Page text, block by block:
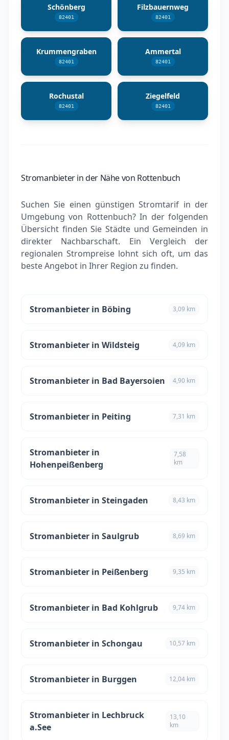
Schönberg
82401
Filzbauernweg
82401
Krummengraben
82401
Ammertal
82401
Rochustal
82401
Ziegelfeld
82401
Stromanbieter in der Nähe von Rottenbuch
Suchen Sie einen günstigen Stromtarif in der
Umgebung von Rottenbuch? In der folgenden
Übersicht finden Sie Städte und Gemeinden in
direkter Nachbarschaft. Ein Vergleich der
regionalen Strompreise lohnt sich oft, um das
beste Angebot in Ihrer Region zu finden.
Stromanbieter in Böbing 3,09 km
Stromanbieter in Wildsteig 4,09 km
Stromanbieter in Bad Bayersoien 4,90 km
Stromanbieter in Peiting 7,31 km
Stromanbieter in
Hohenpeißenberg
7,58
km
Stromanbieter in Steingaden 8,43 km
Stromanbieter in Saulgrub 8,69 km
Stromanbieter in Peißenberg 9,35 km
Stromanbieter in Bad Kohlgrub 9,74 km
Stromanbieter in Schongau 10,57 km
Stromanbieter in Burggen 12,04 km
Stromanbieter in Lechbruck
a.See
13,10
km